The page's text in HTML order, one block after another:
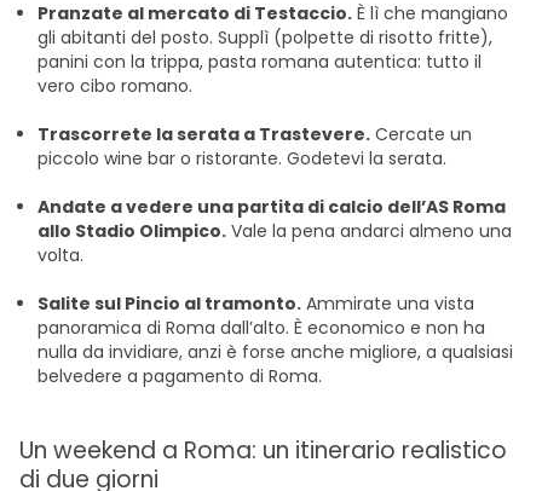
Pranzate al mercato di Testaccio. È lì che mangiano
gli abitanti del posto. Supplì (polpette di risotto fritte),
panini con la trippa, pasta romana autentica: tutto il
vero cibo romano.
Trascorrete la serata a Trastevere. Cercate un
piccolo wine bar o ristorante. Godetevi la serata.
Andate a vedere una partita di calcio dell’AS Roma
allo Stadio Olimpico. Vale la pena andarci almeno una
volta.
Salite sul Pincio al tramonto. Ammirate una vista
panoramica di Roma dall’alto. È economico e non ha
nulla da invidiare, anzi è forse anche migliore, a qualsiasi
belvedere a pagamento di Roma.
Un weekend a Roma: un itinerario realistico
di due giorni